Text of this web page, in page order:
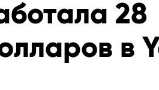
28
в